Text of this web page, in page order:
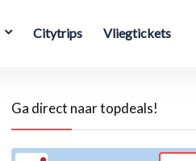
Citytrips Vliegtickets
Ga direct naar topdeals!